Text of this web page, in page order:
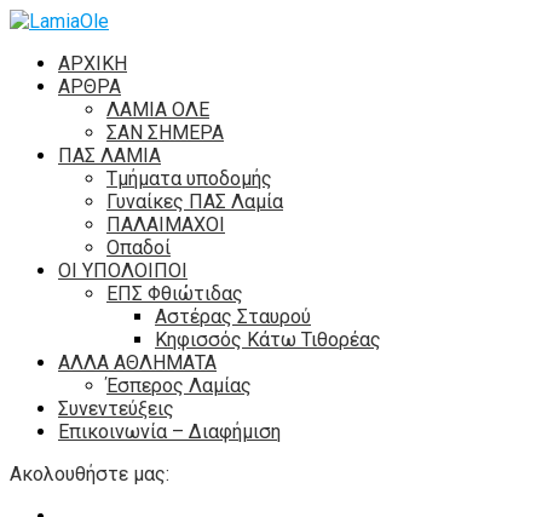
ΑΡΧΙΚΗ
ΑΡΘΡΑ
ΛΑΜΙΑ ΟΛΕ
ΣΑΝ ΣΗΜΕΡΑ
ΠΑΣ ΛΑΜΙΑ
Τμήματα υποδομής
Γυναίκες ΠΑΣ Λαμία
ΠΑΛΑΙΜΑΧΟΙ
Οπαδοί
ΟΙ ΥΠΟΛΟΙΠΟΙ
ΕΠΣ Φθιώτιδας
Αστέρας Σταυρού
Κηφισσός Κάτω Τιθορέας
ΑΛΛΑ ΑΘΛΗΜΑΤΑ
Έσπερος Λαμίας
Συνεντεύξεις
Επικοινωνία – Διαφήμιση
Ακολουθήστε μας: